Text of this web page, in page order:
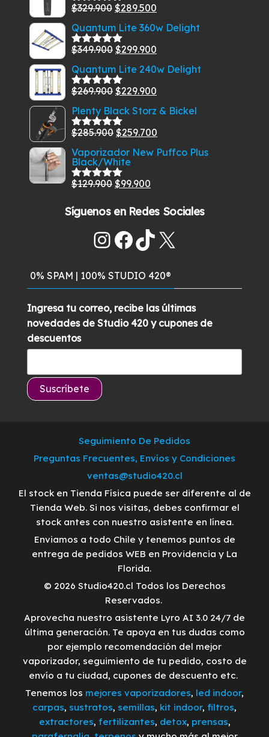
Valorado
5
$329.900 El
precio
original
era:
$329.900.
$289.500
precio
actual
es:
$289.500.
Quantum Lite 360w Delight
Valorado
5
$349.900 El
precio
original
era:
$349.900.
$299.900
precio
actual
es:
$299.900.
Quantum Lite 240w Delight
Valorado
5
$269.900 El
precio
original
era:
$269.900.
$229.900
precio
es:
$229.900.
Plenty Black Storz & Bickel
Valorado
5
$285.900 El
precio
original
era:
$285.900.
$259.700
precio
Vaporizador New Puffco Plus
Black/White
Valorado
5
$129.900 El
original
$129.900.
$99.900
actual
$99.900.
Síguenos en Redes Sociales
Instagram
Facebook
TikTok
X
0% SPAM | 100% STUDIO 420®
Ingresa tu correo, recibe las últimas
novedades de Studio 420 y cupones de
descuentos
Seguimiento De Pedidos
Preguntas Frecuentes, Envíos y Condiciones
ventas@studio420.cl
El stock en Tienda Física puede ser diferente al de
Tienda Web. Si nos visitas, debes confirmar el
stock antes con nuestro asistente en línea.
Enviamos a todo Chile y tenemos puntos de
entrega de pedidos WEB en Providencia y La
Florida.
© 2026 Studio420.cl Todos los Derechos
Reservados.
Aprovecha nuestro asistente Lyro AI 3.0 24/7 de
última generación. Te apoya en tus dudas como
por ejemplo recomendación del mejor
vaporizador, seguimiento de tu pedido, costo de
envío a tu ciudad, cupones de descuento etc.
Tenemos los mejores vaporizadores, led indoor,
carpas, sustratos, semillas, kit indoor, filtros,
extractores, fertilizantes, detox, prensas,